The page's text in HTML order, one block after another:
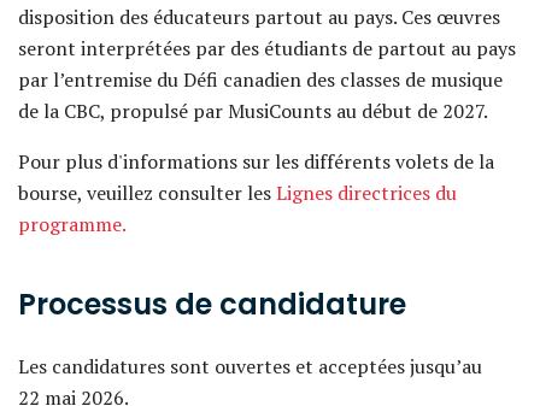
disposition des éducateurs partout au pays. Ces œuvres
seront interprétées par des étudiants de partout au pays
par l’entremise du Défi canadien des classes de musique
de la CBC, propulsé par MusiCounts au début de 2027.
Pour plus d'informations sur les différents volets de la
bourse, veuillez consulter lesLignes directrices du
programme.
Processus de candidature
Les candidatures sont ouvertes et acceptées jusqu’au
22 mai 2026.